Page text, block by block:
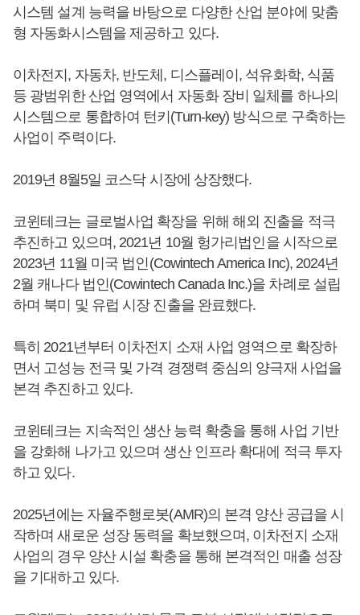
시스템 설계 능력을 바탕으로 다양한 산업 분야에 맞춤
형 자동화시스템을 제공하고 있다.
이차전지, 자동차, 반도체, 디스플레이, 석유화학, 식품
등 광범위한 산업 영역에서 자동화 장비 일체를 하나의
시스템으로 통합하여 턴키(Turn-key) 방식으로 구축하는
사업이 주력이다.
2019년 8월5일 코스닥 시장에 상장했다.
코윈테크는 글로벌사업 확장을 위해 해외 진출을 적극
추진하고 있으며, 2021년 10월 헝가리법인을 시작으로
2023년 11월 미국 법인(Cowintech America Inc), 2024년
2월 캐나다 법인(Cowintech Canada Inc.)을 차례로 설립
하며 북미 및 유럽 시장 진출을 완료했다.
특히 2021년부터 이차전지 소재 사업 영역으로 확장하
면서 고성능 전극 및 가격 경쟁력 중심의 양극재 사업을
본격 추진하고 있다.
코윈테크는 지속적인 생산 능력 확충을 통해 사업 기반
을 강화해 나가고 있으며 생산 인프라 확대에 적극 투자
하고 있다.
2025년에는 자율주행로봇(AMR)의 본격 양산 공급을 시
작하며 새로운 성장 동력을 확보했으며, 이차전지 소재
사업의 경우 양산 시설 확충을 통해 본격적인 매출 성장
을 기대하고 있다.